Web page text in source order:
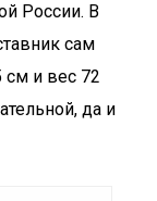
России. В
сам
см и вес 72
да и